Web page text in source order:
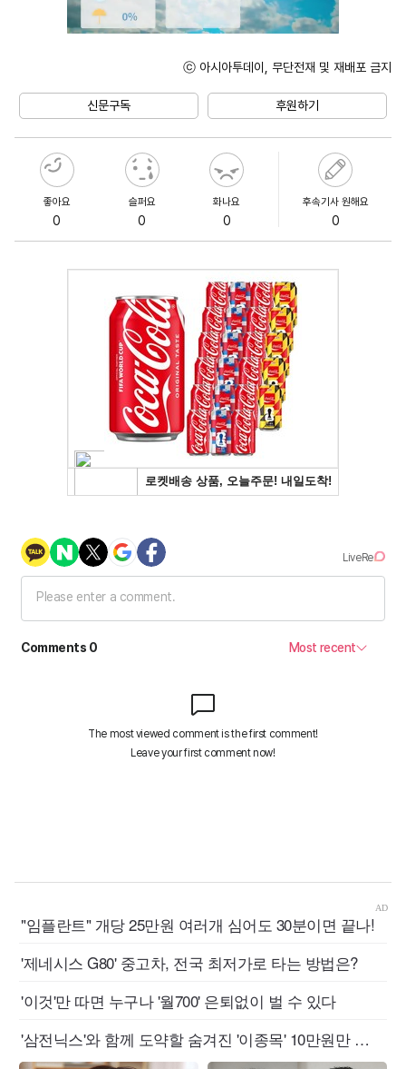
ⓒ 아시아투데이, 무단전재 및 재배포 금지
신문구독 후원하기
좋아요
0
슬퍼요
0
화나요
0
후속기사 원해요
0